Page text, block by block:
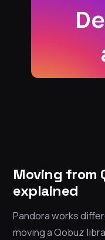
Moving from
explained
Pandora works
moving a Qobuz